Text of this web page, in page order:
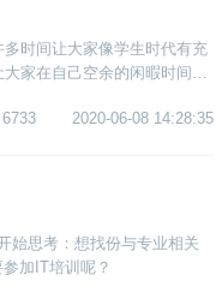
时间让大家像学生时代有充
家在自己空余的闲暇时间里
6733
2020-06-08 14:28:35
始思考：想找份与专业相关
加IT培训呢？